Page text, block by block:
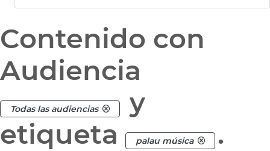
Contenido con
Audiencia
Todas las audiencias
y
etiqueta
palau música .